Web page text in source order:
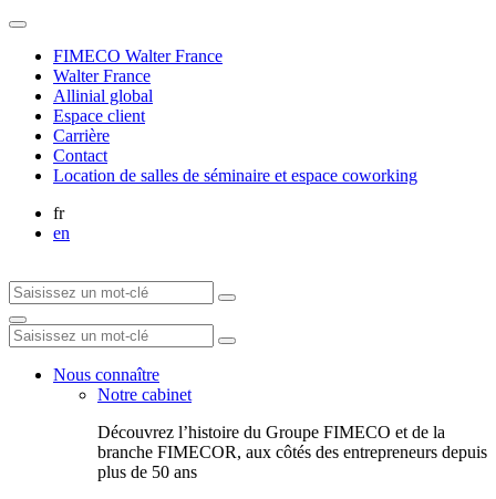
FIMECO Walter France
Walter France
Allinial global
Espace client
Carrière
Contact
Location de salles de séminaire et espace coworking
fr
en
Nous connaître
Notre cabinet
Découvrez l’histoire du Groupe FIMECO et de la
branche FIMECOR, aux côtés des entrepreneurs depuis
plus de 50 ans